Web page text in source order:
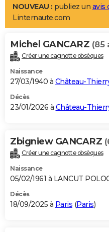
LIFESTYLE
Art de vivre
Bien-être
Loisirs
Mode
Modes de vie
Alimentation
Guide de la santé
Maladies
Médicaments
Sommeil
VOYAGE
Destinations
City break
Voyage nature
Voyage de noces
Forum
Climat
+PHOTO
GUIDES D'ACHAT
BONS PLANS
Carte de Noël
Carte Bonne année
Carte Saint-Valentin
Carte Pâques
Carte d'anniversaire
DICTIONNAIRE
Dictionnaire
Biographies
Citations
Expressions
Proverbes
PROGRAMME TV
S'inscrire
Se connecter
Lycées
Collèges
Primaires
Universités
Entreprises
Service militaire
Avis de recherche
AVIS DE DÉCÈS
NOUVEAU : publiez un avis
Linternaute.com
Michel GANCARZ (85
Créer une cagnotte obsèques
Naissance
27/03/1940 à Château-
Décès
23/01/2026 à Château-
Zbigniew GANCARZ
Créer une cagnotte obsèques
Naissance
05/02/1961 à LANCUT
Décès
18/09/2025 à Paris (Paris)